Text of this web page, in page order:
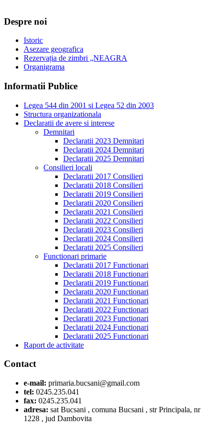
Despre noi
Istoric
Asezare geografica
Rezervația de zimbri „NEAGRA
Organigrama
Informatii Publice
Legea 544 din 2001 si Legea 52 din 2003
Structura organizationala
Declaratii de avere si interese
Demnitari
Declaratii 2023 Demnitari
Declaratii 2024 Demnitari
Declaratii 2025 Demnitari
Consilieri locali
Declaratii 2017 Consilieri
Declaratii 2018 Consilieri
Declaratii 2019 Consilieri
Declaratii 2020 Consilieri
Declaratii 2021 Consilieri
Declaratii 2022 Consilieri
Declaratii 2023 Consilieri
Declaratii 2024 Consilieri
Declaratii 2025 Consilieri
Functionari primarie
Declaratii 2017 Functionari
Declaratii 2018 Functionari
Declaratii 2019 Functionari
Declaratii 2020 Functionari
Declaratii 2021 Functionari
Declaratii 2022 Functionari
Declaratii 2023 Functionari
Declaratii 2024 Functionari
Declaratii 2025 Functionari
Raport de activitate
Contact
e-mail: primaria.bucsani@gmail.com
tel: 0245.235.041
fax: 0245.235.041
adresa: sat Bucsani , comuna Bucsani , str Principala, nr
1228 , jud Dambovita